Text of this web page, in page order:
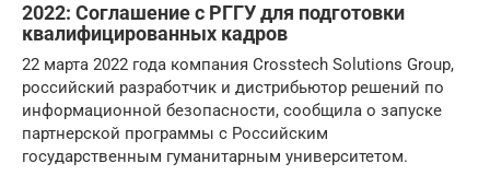
2022: Соглашение с РГГУ для подготовки
квалифицированных кадров
22 марта 2022 года компания Crosstech Solutions Group,
российский разработчик и дистрибьютор решений по
информационной безопасности, сообщила о запуске
партнерской программы с Российским
государственным гуманитарным университетом.